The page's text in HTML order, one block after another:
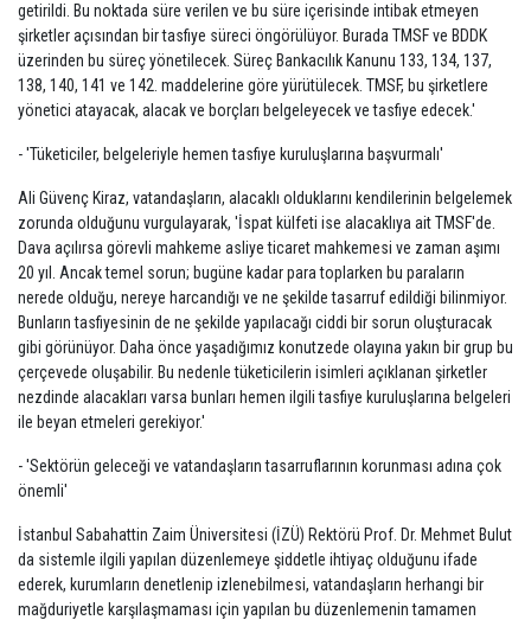
getirildi. Bu noktada süre verilen ve bu süre içerisinde intibak etmeyen
şirketler açısından bir tasfiye süreci öngörülüyor. Burada TMSF ve BDDK
üzerinden bu süreç yönetilecek. Süreç Bankacılık Kanunu 133, 134, 137,
138, 140, 141 ve 142. maddelerine göre yürütülecek. TMSF, bu şirketlere
yönetici atayacak, alacak ve borçları belgeleyecek ve tasfiye edecek.'
- 'Tüketiciler, belgeleriyle hemen tasfiye kuruluşlarına başvurmalı'
Ali Güvenç Kiraz, vatandaşların, alacaklı olduklarını kendilerinin belgelemek
zorunda olduğunu vurgulayarak, 'İspat külfeti ise alacaklıya ait TMSF'de.
Dava açılırsa görevli mahkeme asliye ticaret mahkemesi ve zaman aşımı
20 yıl. Ancak temel sorun; bugüne kadar para toplarken bu paraların
nerede olduğu, nereye harcandığı ve ne şekilde tasarruf edildiği bilinmiyor.
Bunların tasfiyesinin de ne şekilde yapılacağı ciddi bir sorun oluşturacak
gibi görünüyor. Daha önce yaşadığımız konutzede olayına yakın bir grup bu
çerçevede oluşabilir. Bu nedenle tüketicilerin isimleri açıklanan şirketler
nezdinde alacakları varsa bunları hemen ilgili tasfiye kuruluşlarına belgeleri
ile beyan etmeleri gerekiyor.'
- 'Sektörün geleceği ve vatandaşların tasarruflarının korunması adına çok
önemli'
İstanbul Sabahattin Zaim Üniversitesi (İZÜ) Rektörü Prof. Dr. Mehmet Bulut
da sistemle ilgili yapılan düzenlemeye şiddetle ihtiyaç olduğunu ifade
ederek, kurumların denetlenip izlenebilmesi, vatandaşların herhangi bir
mağduriyetle karşılaşmaması için yapılan bu düzenlemenin tamamen